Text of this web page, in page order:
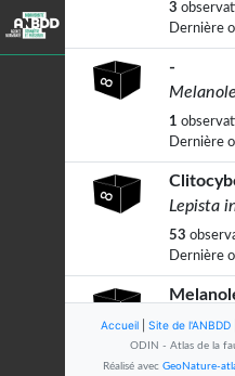
3
Dernière
-
1
Dernière
Lepista
53
Dernière
1914
6
Accueil Site de l'ANBDD
ODIN - Atlas de la
Réalisé avec GeoNature-